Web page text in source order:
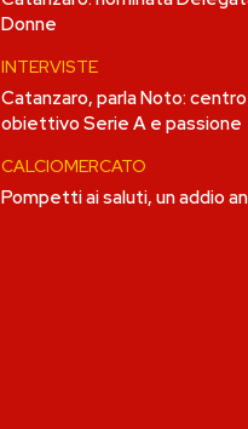
Donne
INTERVISTE
Catanzaro, parla Noto:
obiettivo Serie A e passione
CALCIOMERCATO
Pompetti ai saluti, un addio